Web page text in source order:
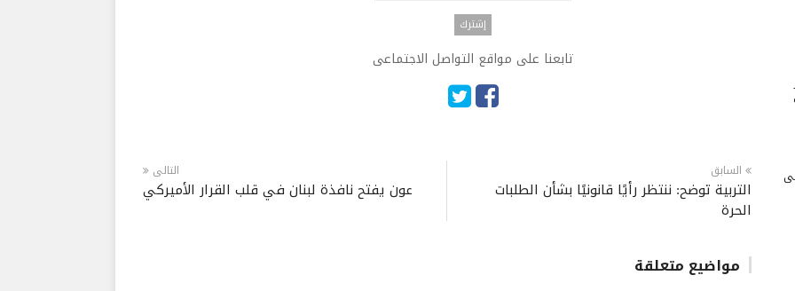
تابعنا على مواقع التواصل الاجتماعى
السابق
التربية توضح: ننتظر رأيًا قانونيًا بشأن الطلبات
الحرة
التالى
عون يفتح نافذة لبنان في قلب القرار الأميركي
مواضيع متعلقة